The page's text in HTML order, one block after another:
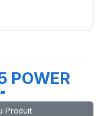
POWER
Produit